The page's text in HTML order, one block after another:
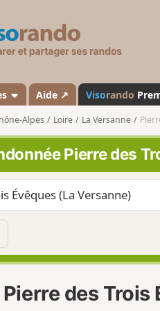
s
a
n
d
o
Aide ↗ Visorando
Alpes Loire La Versanne
Pierre des
des Trois